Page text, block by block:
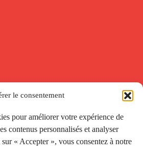
le consentement
pour améliorer votre expérience de
contenus personnalisés et analyser
« Accepter », vous consentez à notre
Courrier